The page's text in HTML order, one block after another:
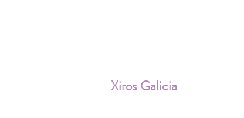
Xiros Galicia